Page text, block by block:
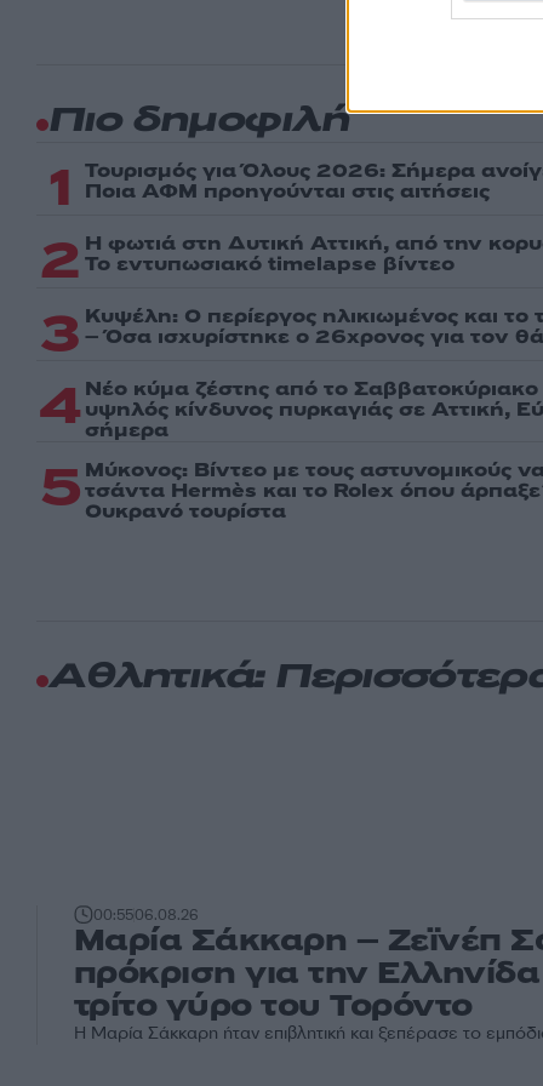
Πιο δημοφιλή
1 Τουρισμός για Όλους 2026: Σήμερα
Ποια ΑΦΜ προηγούνται στις αιτήσεις
2 Η φωτιά στη Δυτική Αττική, από την
Το εντυπωσιακό timelapse βίντεο
3 Κυψέλη: Ο περίεργος ηλικιωμένος και το
– Όσα ισχυρίστηκε ο 26χρονος για τον
4 Νέο κύμα ζέστης από το
υψηλός κίνδυνος πυρκαγιάς σε Αττική,
σήμερα
5 Μύκονος: Βίντεο με τους αστυνομικούς
τσάντα Hermès και το Rolex όπου
Ουκρανό τουρίστα
Αθλητικά:
00:5506.08.26
Μαρία Σάκκαρη – Ζεϊνέπ
πρόκριση για την Ελληνίδα
τρίτο γύρο του Τορόντο
Η Μαρία Σάκκαρη ήταν επιβλητική και ξεπέρασε το